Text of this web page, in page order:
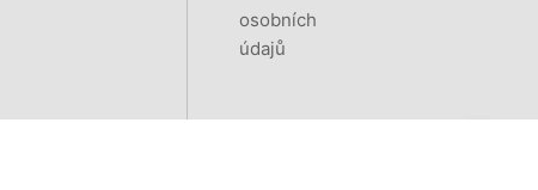
osobních
údajů